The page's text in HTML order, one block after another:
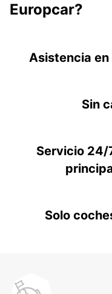
Europcar?
Asistencia
Sin
Servicio 24/
Solo